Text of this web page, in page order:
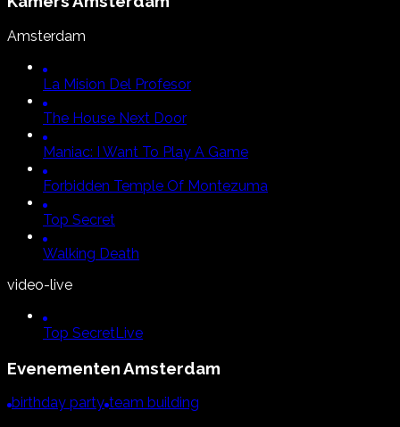
Amsterdam
La Mision Del Profesor
The House Next Door
Maniac: I Want To Play A Game
Forbidden Temple Of Montezuma
Top Secret
Walking Death
video-live
Top SecretLive
EvenementenAmsterdam
birthday party team building